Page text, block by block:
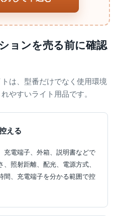
ョンを売る前に確認
は、型番だけでなく使用環境
やすいライト用品です。
える
充電端子、外箱、説明書などで
照射距離、配光、電源方式、
間、充電端子を分かる範囲で控